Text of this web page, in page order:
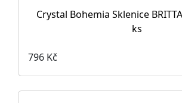
Crystal Bohemia Sklenice
ks
796 Kč